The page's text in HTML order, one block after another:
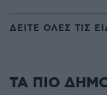
ΔΕΙΤΕ ΟΛΕΣ ΤΙΣ
ΤΑ ΠΙΟ